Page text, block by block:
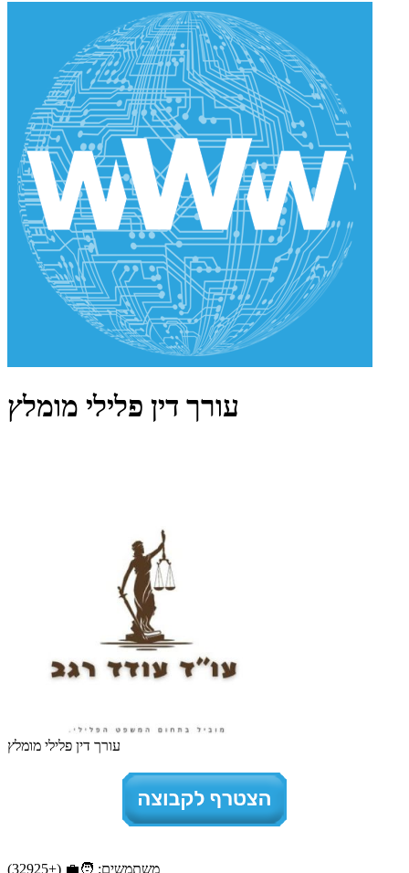
עורך דין פלילי מומלץ
עורך דין פלילי מומלץ
משתמשים: 🧑‍💼 (+32925)